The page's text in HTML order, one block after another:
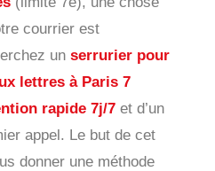
courrier est
un serrurier pour
lettres à Paris 7
rapide 7j/7et d’un
appel. Le but de cet
donner une méthode